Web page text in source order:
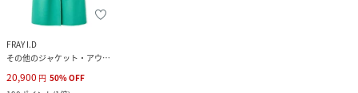
FRAY I.D
その他のジャケット・アウター
20,900 円 50%OFF